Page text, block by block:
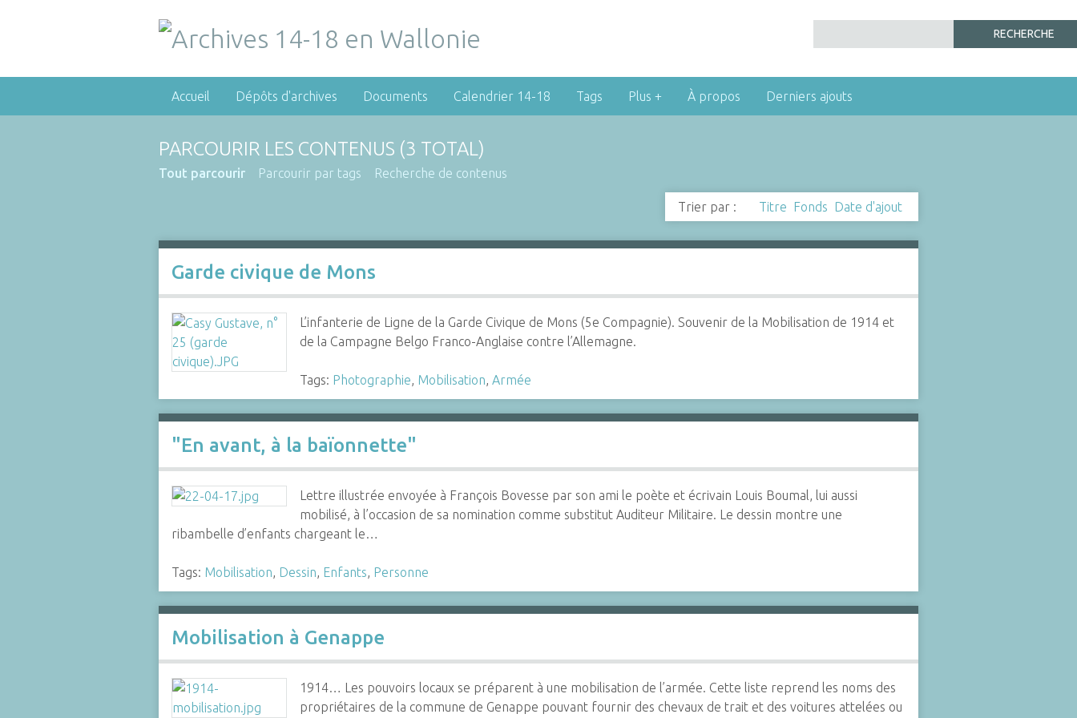
Accueil Dépôts d'archives Documents Calendrier 14-18 Tags Plus + À propos Derniers ajouts
PARCOURIR LES CONTENUS (3 TOTAL)
Tout parcourir Parcourir par tags Recherche de contenus
Trier par : Titre Fonds Date d'ajout
Garde civique de Mons
L’infanterie de Ligne de la Garde Civique de Mons (5e Compagnie). Souvenir de la Mobilisation de 1914 et
de la Campagne Belgo Franco-Anglaise contre l’Allemagne.
Tags: Photographie, Mobilisation, Armée
"En avant, à la baïonnette"
Lettre illustrée envoyée à François Bovesse par son ami le poète et écrivain Louis Boumal, lui aussi
mobilisé, à l’occasion de sa nomination comme substitut Auditeur Militaire. Le dessin montre une
ribambelle d’enfants chargeant le…
Tags: Mobilisation, Dessin, Enfants, Personne
Mobilisation à Genappe
1914… Les pouvoirs locaux se préparent à une mobilisation de l’armée. Cette liste reprend les noms des
propriétaires de la commune de Genappe pouvant fournir des chevaux de trait et des voitures attelées ou